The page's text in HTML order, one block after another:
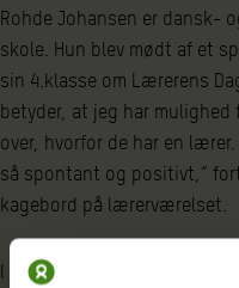
Rohde Johansen er dansk-
skole. Hun blev mødt af et
sin 4.klasse om Lærerens
betyder, at jeg har
over, hvorfor de har en
så spontant og positivt,”
kagebord på lærerværelset.
I forbindelse med Lærerens